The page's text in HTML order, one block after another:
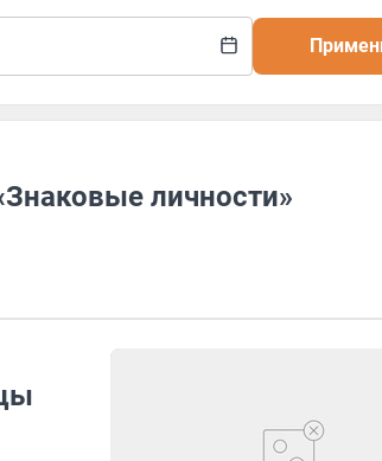
личности»